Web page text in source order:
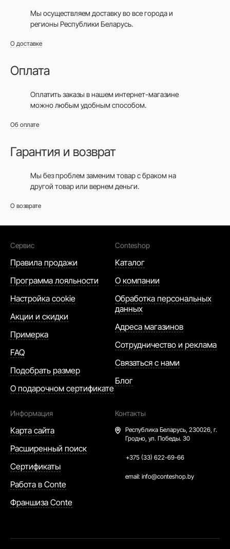
Мы осуществляем доставку во все городаи
регионы Республики Беларусь.
О доставке
Оплата
Оплатить заказы в нашем интернет-магазине
можно любым удобным способом.
Об оплате
Гарантия и возврат
Мы без проблем заменим товар с браком на
другой товар или вернем деньги.
О возврате
Сервис
Правила продажи
Программа лояльности
Настройка cookie
Акции и скидки
Примерка
FAQ
Подобрать размер
О подарочном сертификате
Conteshop
Каталог
О компании
Обработка персональных
данных
Адреса магазинов
Сотрудничество и реклама
Связаться с нами
Блог
Информация
Карта сайта
Расширенный поиск
Сертификаты
Работа в Conte
Франшиза Conte
Контакты
Республика Беларусь, 230026, г.
Гродно, ул. Победы. 30
+375 (33) 622-69-66
email: info@conteshop.by